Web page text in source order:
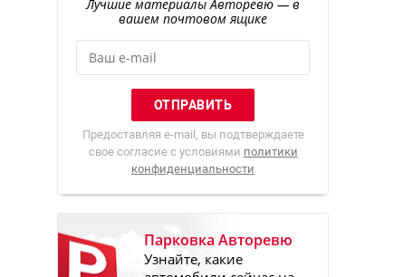
Лучшие материалы Авторевю — в
вашем почтовом ящике
Предоставляя e-mail, вы подтверждаете
свое согласие с условиями политики
конфиденциальности
Парковка Авторевю
Узнайте, какие